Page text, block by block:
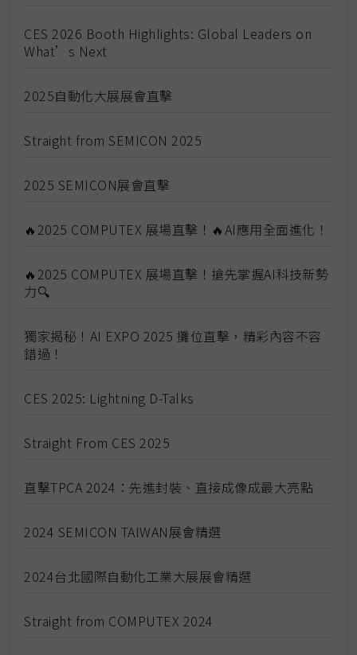
CES 2026 Booth Highlights: Global Leaders on
What’s Next
2025自動化大展展會直擊
Straight from SEMICON 2025
2025 SEMICON展會直擊
🔥2025 COMPUTEX 展場直擊！🔥AI應用全面進化！
🔥2025 COMPUTEX 展場直擊！搶先掌握AI科技新勢
力🔍
獨家揭秘！AI EXPO 2025 攤位直擊，精彩內容不容
錯過！
CES 2025: Lightning D-Talks
Straight From CES 2025
直擊TPCA 2024：先進封裝、直接成像成最大亮點
2024 SEMICON TAIWAN展會精選
2024台北國際自動化工業大展展會精選
Straight from COMPUTEX 2024